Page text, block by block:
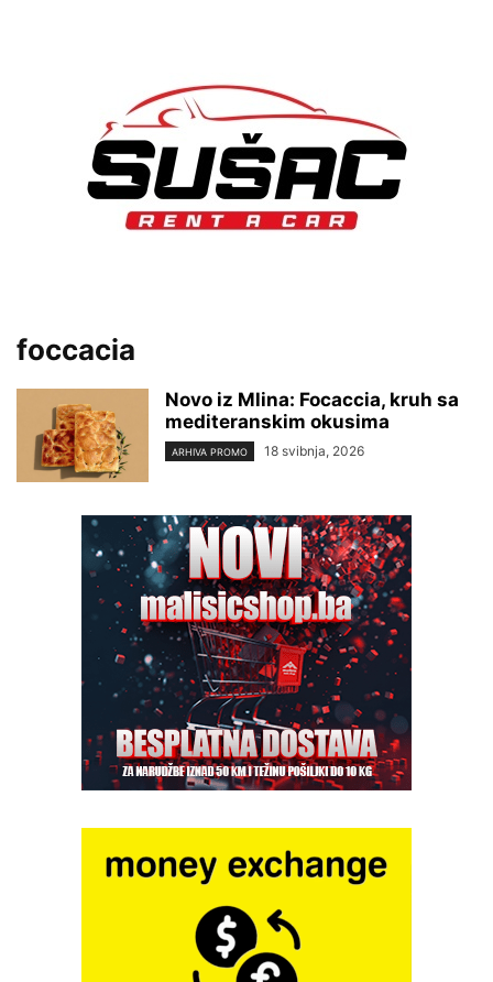
foccacia
Novo iz Mlina: Focaccia, kruh sa
mediteranskim okusima
ARHIVA PROMO 18 svibnja, 2026